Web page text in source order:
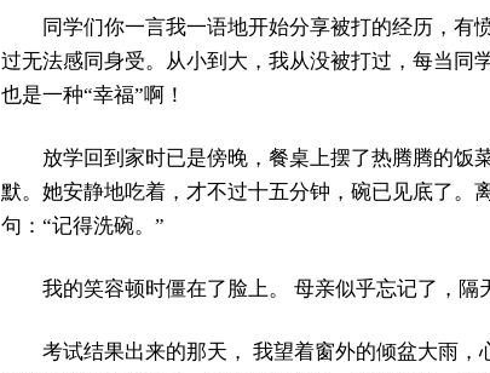
同学们你一言我一语地开始分享被打的经历，有
过无法感同身受。从小到大，我从没被打过，每当同
也是一种“幸福”啊！
放学回到家时已是傍晚，餐桌上摆了热腾腾的饭
默。她安静地吃着，才不过十五分钟，碗已见底了。
句：“记得洗碗。”
我的笑容顿时僵在了脸上。 母亲似乎忘记了，隔
考试结果出来的那天， 我望着窗外的倾盆大雨